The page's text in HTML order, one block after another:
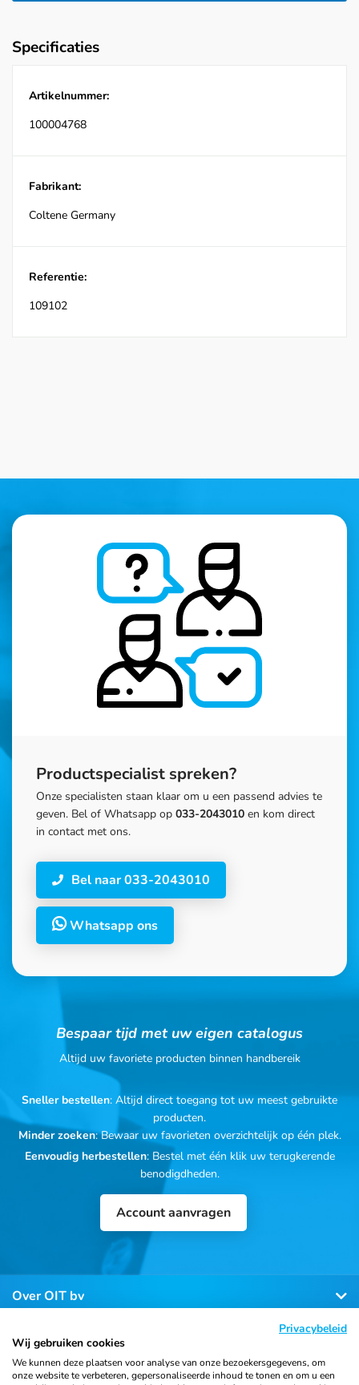
Specificaties
Artikelnummer:
100004768
Fabrikant:
Coltene Germany
Referentie:
109102
Productspecialist spreken?
Onze specialisten staan klaar om u een passend advies te
geven. Bel of Whatsapp op 033-2043010 en kom direct
in contact met ons.
Bel naar 033-2043010
Whatsapp ons
Bespaar tijd met uw eigen catalogus
Altijd uw favoriete producten binnen handbereik
Sneller bestellen: Altijd direct toegang tot uw meest gebruikte
producten.
Minder zoeken: Bewaar uw favorieten overzichtelijk op één plek.
Eenvoudig herbestellen: Bestel met één klik uw terugkerende
benodigdheden.
Account aanvragen
Over OIT bv
Klantenservice
Privacybeleid
Wij gebruiken cookies
We kunnen deze plaatsen voor analyse van onze bezoekersgegevens, om
onze website te verbeteren, gepersonaliseerde inhoud te tonen en om u een